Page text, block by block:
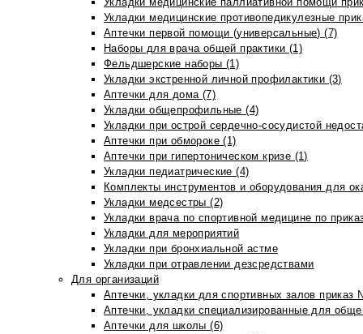
Укладки медицинские противопедикулезные
Аптечки первой помощи (универсальные) (7)
Наборы для врача общей практики (1)
Фельдшерские наборы (1)
Укладки экстренной личной профилактики (3)
Аптечки для дома (7)
Укладки общепрофильные (4)
Укладки при острой сердечно-сосудистой
Аптечки при обмороке (1)
Аптечки при гипертоническом кризе (1)
Укладки педиатрические (4)
Комплекты инструментов и оборудования для
Укладки медсестры (2)
Укладки врача по спортивной медицине по
Укладки для мероприятий
Укладки при бронхиальной астме
Укладки при отравлении дезсредствами
Для организаций
Аптечки, укладки для спортивных залов приказ
Аптечки, укладки специализированные для
Аптечки для школы (6)